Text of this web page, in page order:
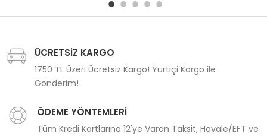
ÜCRETSİZ KARGO
1750 TL Üzeri Ücretsiz Kargo! Yurtiçi Kargo ile
Gönderim!
ÖDEME YÖNTEMLERİ
Tüm Kredi Kartlarına 12'ye Varan Taksit, Havale/EFT ve